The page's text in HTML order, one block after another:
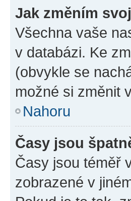
Jak změním
Všechna vaše
v databázi. Ke
(obvykle se
možné si změnit
Nahoru
Časy jsou
Časy jsou téměř
zobrazené v